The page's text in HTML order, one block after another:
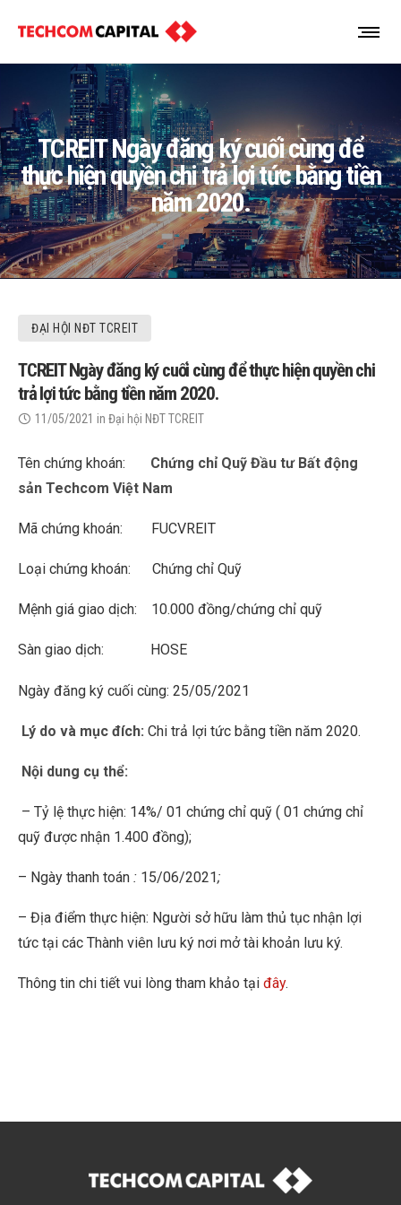
TCREIT Ngày đăng ký cuối cùng để
thực hiện quyền chi trả lợi tức bằng tiền
năm 2020.
ĐẠI HỘI NĐT TCREIT
TCREIT Ngày đăng ký cuối cùng để thực hiện quyền chi
trả lợi tức bằng tiền năm 2020.
11/05/2021 in Đại hội NĐT TCREIT
Tên chứng khoán: Chứng chỉ Quỹ Đầu tư Bất động
sản Techcom Việt Nam
Mã chứng khoán: FUCVREIT
Loại chứng khoán: Chứng chỉ Quỹ
Mệnh giá giao dịch: 10.000 đồng/chứng chỉ quỹ
Sàn giao dịch: HOSE
Ngày đăng ký cuối cùng: 25/05/2021
Lý do và mục đích: Chi trả lợi tức bằng tiền năm 2020.
Nội dung cụ thể:
– Tỷ lệ thực hiện: 14%/ 01 chứng chỉ quỹ ( 01 chứng chỉ
quỹ được nhận 1.400 đồng);
– Ngày thanh toán : 15/06/2021;
– Địa điểm thực hiện: Người sở hữu làm thủ tục nhận lợi
tức tại các Thành viên lưu ký nơi mở tài khoản lưu ký.
Thông tin chi tiết vui lòng tham khảo tại đây.